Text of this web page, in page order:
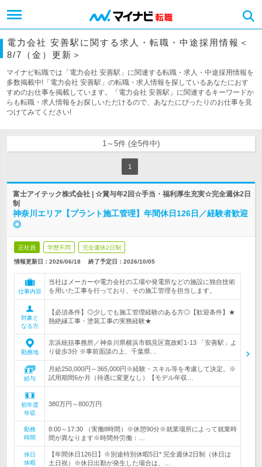
電力会社 安善駅に関する求人・転職・中途採用情報＜
8/7（金）更新＞
マイナビ転職では「電力会社 安善駅」に関連する転職・求人・中途採用情報を
多数掲載中!「電力会社 安善駅」の転職・求人情報を探しているあなたにおす
すめのお仕事を掲載しています。「電力会社 安善駅」に関連するキーワードか
らも転職・求人情報をお探しいただけるので、あなたにぴったりのお仕事を見
つけてみてください!
1～5件 (全5件中)
1
富士アイテック株式会社 | ☆賞与年2回☆手当・福利厚生充実☆完全週休2日
制
神奈川エリア【プラント施工管理】年間休日126日／経験者歓迎
◎
正社員 学歴不問 完全週休2日制
情報更新日：2026/06/18 終了予定日： 2026/10/05
仕事内容
当社はメーカーや電力会社の工場や発電所などの施設に独自技術
を用いた工事を行っており、その施工管理を担当します。
対象と
なる方
【必須条件】◎少しでも施工管理経験のある方◎【歓迎条件】★
熱絶縁工事・塗装工事の実務経験★
勤務地
京浜統括事務所／神奈川県横浜市鶴見区寛政町1-13 「安善駅」よ
り徒歩3分 ※事前面談の上、千葉県…
給与
月給250,000円～365,000円※経験・スキル等を考慮して決定。※
試用期間6か月（待遇に変更なし）【モデル年収…
初年度
年収
380万円～800万円
勤務
時間
8:00～17:30 （実働8時間）※休憩90分※就業場所によって就業時
間が異なります※時間外労働：…
休日
休暇
【年間休日126日】※別途特別休暇5日* 完全週休2日制（休日は
土日祝）※休日出勤が発生した場合は、…